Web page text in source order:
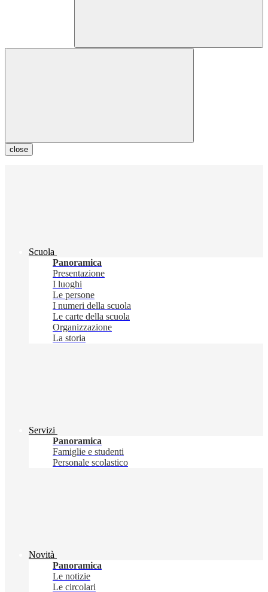
close
Scuola
Panoramica
Presentazione
I luoghi
Le persone
I numeri della scuola
Le carte della scuola
Organizzazione
La storia
Servizi
Panoramica
Famiglie e studenti
Personale scolastico
Novità
Panoramica
Le notizie
Le circolari